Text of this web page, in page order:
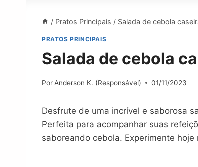
/ Pratos Principais / Salada de cebola
PRATOS PRINCIPAIS
Salada de cebola
Por Anderson K. (Responsável) 01/11/2023
Desfrute de uma incrível e saborosa
Perfeita para acompanhar suas
saboreando cebola. Experimente